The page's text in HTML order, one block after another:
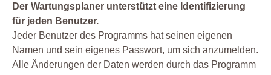
Der Wartungsplaner unterstützt eine Identifizierung
für jeden Benutzer.
Jeder Benutzer des Programms hat seinen eigenen
Namen und sein eigenes Passwort, um sich anzumelden.
Alle Änderungen der Daten werden durch das Programm